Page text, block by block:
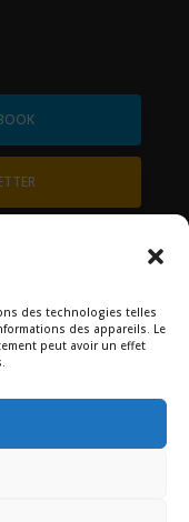
des technologies telles
des appareils. Le
peut avoir un effet